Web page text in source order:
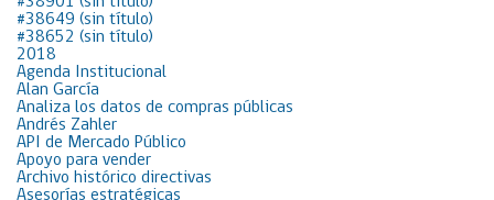
#38649 (sin título)
#38652 (sin título)
2018
Agenda Institucional
Alan García
Analiza los datos de compras públicas
Andrés Zahler
API de Mercado Público
Apoyo para vender
Archivo histórico directivas
Asesorías estratégicas